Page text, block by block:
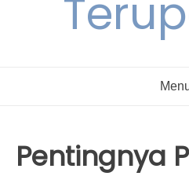
Pentingnya